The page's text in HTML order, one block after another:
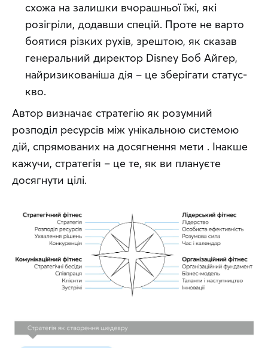
схожа на залишки вчорашньої їжі, які
розігріли, додавши спецій. Проте не варто
боятися різких рухів, зрештою, як сказав
генеральний директор Disney Боб Айгер,
найризикованіша дія – це зберігати статус-
кво.
Автор визначає стратегію як розумний
розподіл ресурсів між унікальною системою
дій, спрямованих на досягнення мети . Інакше
кажучи, стратегія – це те, як ви плануєте
досягнути цілі.